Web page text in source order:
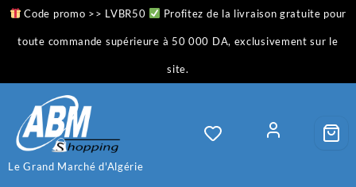
Skip
content
Code promo >> LVBR50 Profitez de la livraison gratuite pour
toute commande supérieure à 50 000 DA, exclusivement sur le
site.
Le Grand Marché d'Algérie